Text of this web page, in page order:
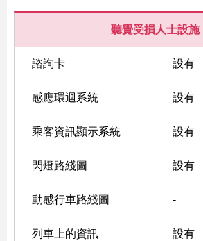
聽覺受損人士設施
諮詢卡 設有
感應環迴系統 設有
乘客資訊顯示系統 設有
閃燈路綫圖 設有
動感行車路綫圖 -
列車上的資訊 設有